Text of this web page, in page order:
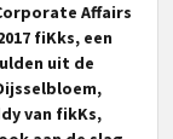
Affairs
fiKks, een
uit de
van fikKs,